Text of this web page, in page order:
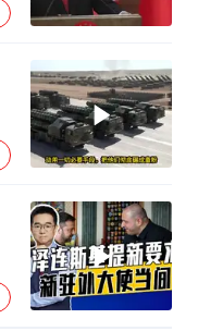
人民的健康、体质、幸福一脉相承